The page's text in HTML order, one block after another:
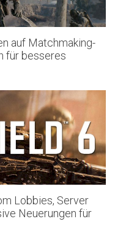
auf Matchmaking-
für besseres
Lobbies, Server
Neuerungen für